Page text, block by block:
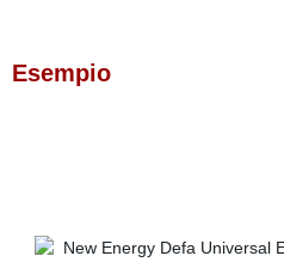
Esempio